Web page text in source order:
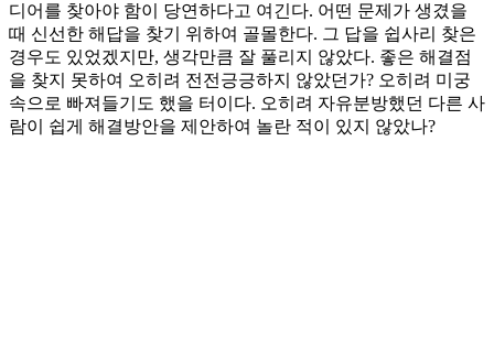
디어를 찾아야 함이 당연하다고 여긴다. 어떤 문제가 생겼을
때 신선한 해답을 찾기 위하여 골몰한다. 그 답을 쉽사리 찾은
경우도 있었겠지만, 생각만큼 잘 풀리지 않았다. 좋은 해결점
을 찾지 못하여 오히려 전전긍긍하지 않았던가? 오히려 미궁
속으로 빠져들기도 했을 터이다. 오히려 자유분방했던 다른 사
람이 쉽게 해결방안을 제안하여 놀란 적이 있지 않았나?